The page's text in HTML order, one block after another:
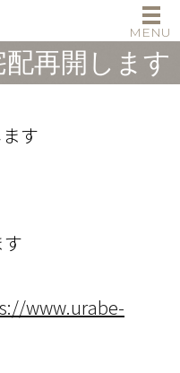
再開します
す
www.urabe-